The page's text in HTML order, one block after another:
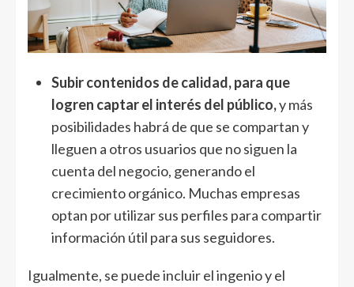
Subir contenidos de calidad, para que
logren captar el interés del público,y más
posibilidades habrá de que se compartan y
lleguen a otros usuarios que no siguen la
cuenta del negocio, generando el
crecimiento orgánico. Muchas empresas
optan por utilizar sus perfiles para compartir
información útil para sus seguidores.
Igualmente, se puede incluir el ingenio y el